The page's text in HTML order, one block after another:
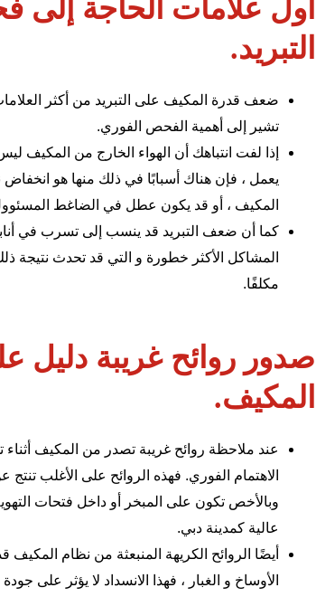
أول علامات الحاجة
التبريد.
ضعف قدرة المكيف على التبريد من أكثر
تشير إلى أهمية الفحص الفوري.
إذا لفت انتباهك أن الهواء الخارج من
يعمل ، فإن هناك أسبابًا في ذلك منها هو انخفاض
المكيف ، أو قد يكون عطل في الضاغط
كما أن ضعف التبريد قد ينسب إلى تسرب في
المشاكل الأكثر خطورة و التي قد تحدث نتيجة
مكلفًا.
صدور روائح غريبة دليل
المكيف.
عند ملاحظة روائح غريبة تصدر من المكيف
الاهتمام الفوري. فهذه الروائح على الأغلب
وبالأخص تكون على المبخر أو داخل فتحات
عالية كمدينة دبي.
أيضًا الروائح الكريهة المنبعثة من نظام المكيف
الأوساخ و الغبار ، فهذا الانسداد لا يؤثر على